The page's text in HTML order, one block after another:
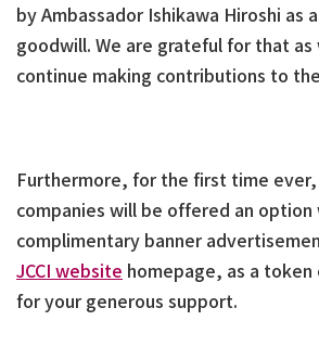
by Ambassador Ishikawa Hiroshi as
goodwill. We are grateful for that
continue making contributions to
Furthermore, for the first time
companies will be offered an option
complimentary banner
JCCI website homepage, as a
for your generous support.